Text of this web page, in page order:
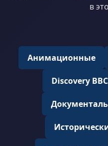
в
Анимационные
Discovery BBC